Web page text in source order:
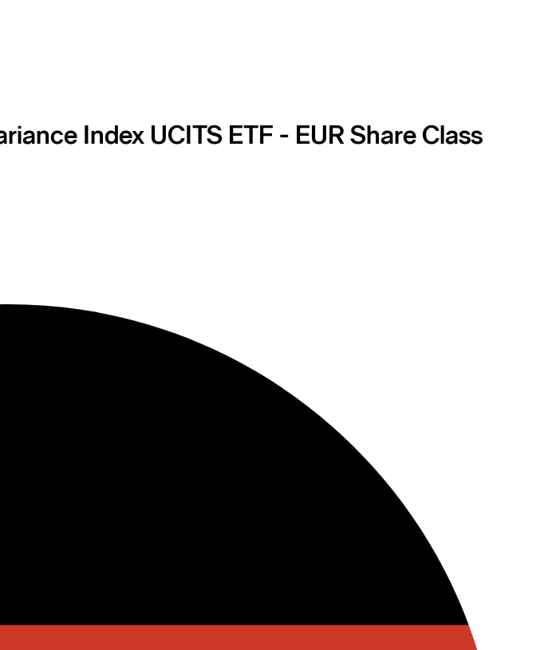
Index UCITS ETF - EUR Share Class